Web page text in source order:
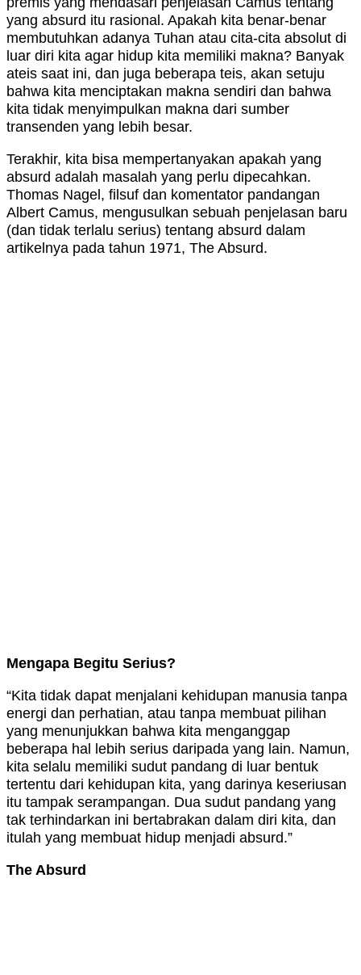
yang absurd itu rasional. Apakah kita benar-benar
membutuhkan adanya Tuhan atau cita-cita absolut di
luar diri kita agar hidup kita memiliki makna? Banyak
ateis saat ini, dan juga beberapa teis, akan setuju
bahwa kita menciptakan makna sendiri dan bahwa
kita tidak menyimpulkan makna dari sumber
transenden yang lebih besar.
Terakhir, kita bisa mempertanyakan apakah yang
absurd adalah masalah yang perlu dipecahkan.
Thomas Nagel, filsuf dan komentator pandangan
Albert Camus, mengusulkan sebuah penjelasan baru
(dan tidak terlalu serius) tentang absurd dalam
artikelnya pada tahun 1971, The Absurd.
Mengapa Begitu Serius?
“Kita tidak dapat menjalani kehidupan manusia tanpa
energi dan perhatian, atau tanpa membuat pilihan
yang menunjukkan bahwa kita menganggap
beberapa hal lebih serius daripada yang lain. Namun,
kita selalu memiliki sudut pandang di luar bentuk
tertentu dari kehidupan kita, yang darinya keseriusan
itu tampak serampangan. Dua sudut pandang yang
tak terhindarkan ini bertabrakan dalam diri kita, dan
itulah yang membuat hidup menjadi absurd.”
The Absurd